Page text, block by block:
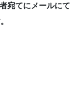
宛てにメールにて